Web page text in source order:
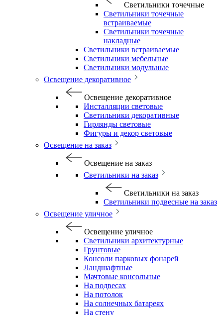
Светильники точечные
Светильники точечные
встраиваемые
Светильники точечные
накладные
Светильники встраиваемые
Светильники мебельные
Светильники модульные
Освещение декоративное
Освещение декоративное
Инсталляции световые
Светильники декоративные
Гирлянды световые
Фигуры и декор световые
Освещение на заказ
Освещение на заказ
Светильники на заказ
Светильники на заказ
Светильники подвесные на заказ
Освещение уличное
Освещение уличное
Светильники архитектурные
Грунтовые
Консоли парковых фонарей
Ландшафтные
Мачтовые консольные
На подвесах
На потолок
На солнечных батареях
На стену